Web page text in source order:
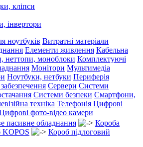
кліпси
інвертори
ноутбуків Витратні матеріали
Елементи живлення Кабельна
неттопи, моноблоки Комплектуючі
Монітори Мультимедіа
Ноутбуки, нетбуки Периферія
Сервери Системи
Системи безпеки Смартфони,
техніка Телефонія Цифрові
фото-відео камери
пасивне обладнання
Короба
KOPOS Короб підлоговий